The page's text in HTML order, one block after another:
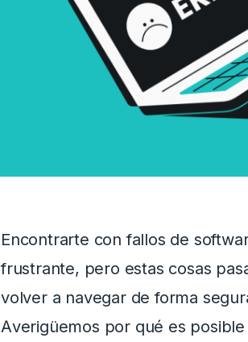
Encontrarte con fallos de
frustrante, pero estas cosas
volver a navegar de forma
Averigüemos por qué es